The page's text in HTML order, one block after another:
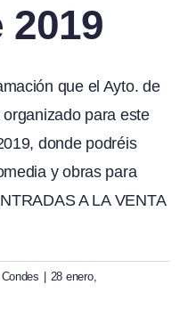
2019
que el Ayto. de
para este
donde podréis
y obras para
A LA VENTA
28 enero,